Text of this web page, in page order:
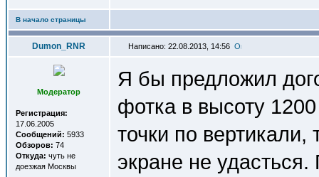
В начало страницы
Dumon_RNR Написано: 22.08.2013, 14:56
Модератор
Регистрация:
17.06.2005
Сообщений: 5933
Обзоров: 74
Откуда: чуть не
доезжая Москвы
Я бы предложил
фотка в высоту
точки по
экране не